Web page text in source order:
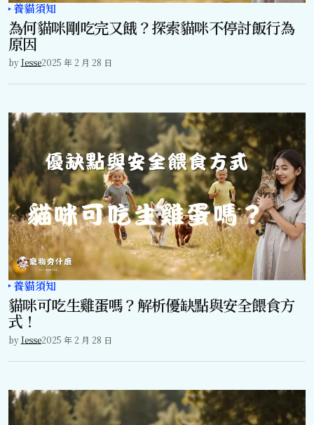
養貓須知
為何貓咪剛吃完又餓？探索貓咪不停討飯行為
原因
byJesse2025 年 2 月 28 日
養貓須知
貓咪可吃生雞蛋嗎？解析優缺點與安全餵食方
式！
byJesse2025 年 2 月 28 日